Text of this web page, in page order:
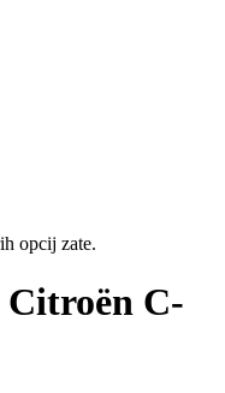
opcij zate.
C-